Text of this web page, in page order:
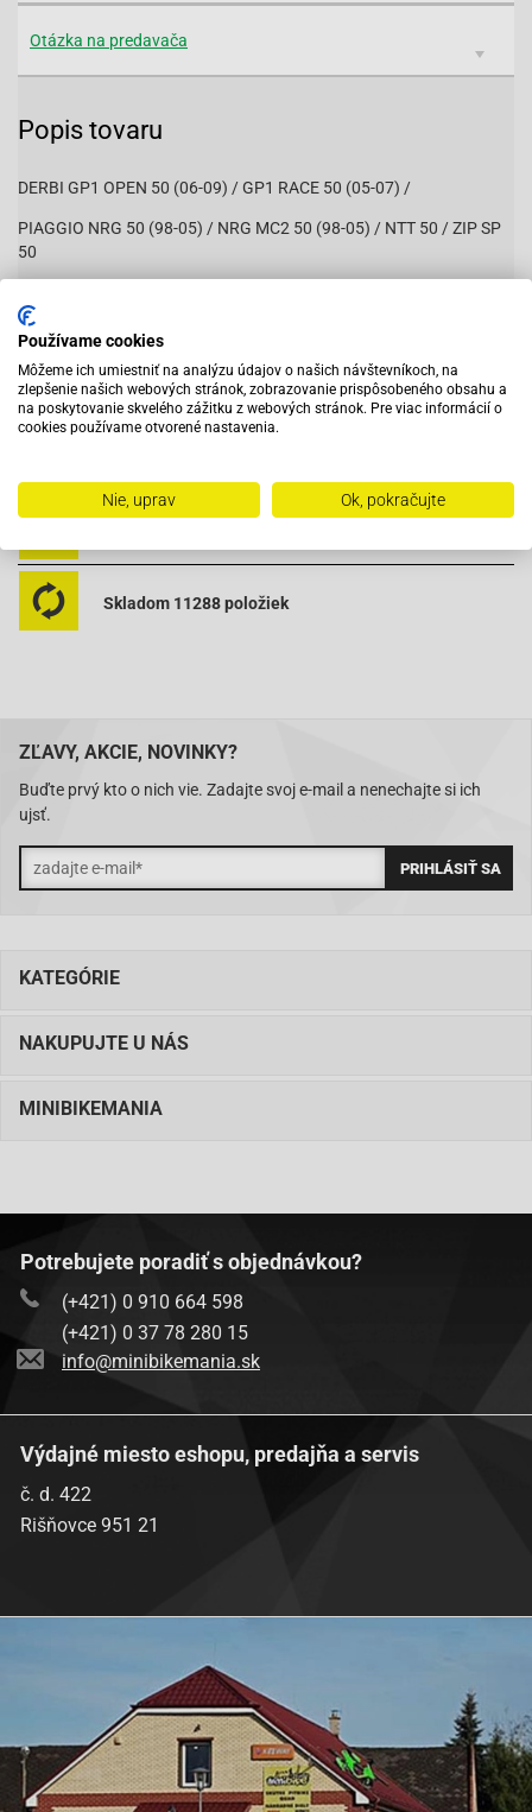
Otázka na predavača
Popis tovaru
DERBI GP1 OPEN 50 (06-09) / GP1 RACE 50 (05-07) /
PIAGGIO NRG 50 (98-05) / NRG MC2 50 (98-05) / NTT 50 / ZIP SP
50
Vybavený servis s odborným vyškoleným personálom
Skladom 11288 položiek
ZĽAVY, AKCIE, NOVINKY?
Buďte prvý kto o nich vie. Zadajte svoj e-mail a nenechajte si ich
ujsť.
KATEGÓRIE
NAKUPUJTE U NÁS
MINIBIKEMANIA
Potrebujete poradiť s objednávkou?
(+421) 0 910 664 598
(+421) 0 37 78 280 15
info@minibikemania.sk
Výdajné miesto eshopu, predajňa a servis
č. d. 422
Rišňovce 951 21
Používame cookies
Môžeme ich umiestniť na analýzu údajov o našich návštevníkoch, na
zlepšenie našich webových stránok, zobrazovanie prispôsobeného obsahu a
na poskytovanie skvelého zážitku z webových stránok. Pre viac informácií o
cookies používame otvorené nastavenia.
Nie, uprav Ok, pokračujte